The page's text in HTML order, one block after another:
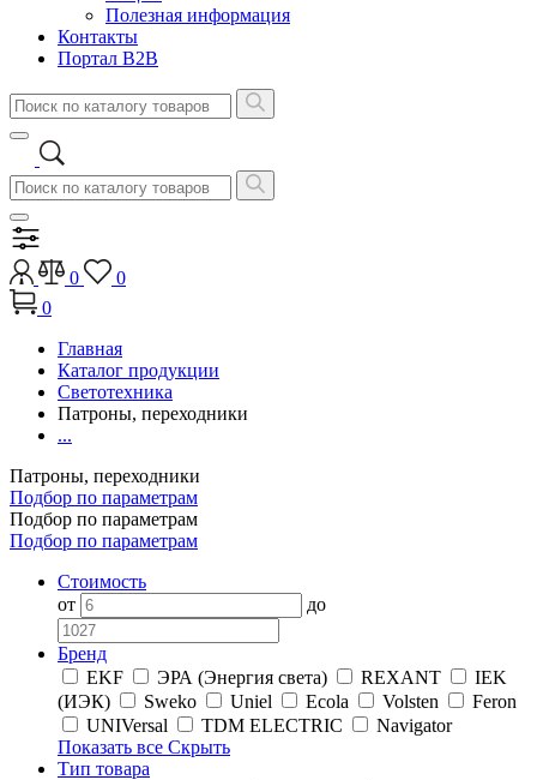
Полезная информация
Контакты
Портал B2B
0
0
0
Главная
Каталог продукции
Светотехника
Патроны, переходники
...
Патроны, переходники
Подбор по параметрам
Подбор по параметрам
Подбор по параметрам
Стоимость
от
до
Бренд
EKF
ЭРА (Энергия света) REXANT
IEK
(ИЭК)
Sweko Uniel Ecola Volsten
Feron
UNIVersal
TDM ELECTRIC
Navigator
Показать все Скрыть
Тип товара